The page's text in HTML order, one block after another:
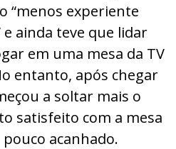
“menos experiente
ainda teve que lidar
em uma mesa da TV
entanto, após chegar
a soltar mais o
satisfeito com a mesa
acanhado.